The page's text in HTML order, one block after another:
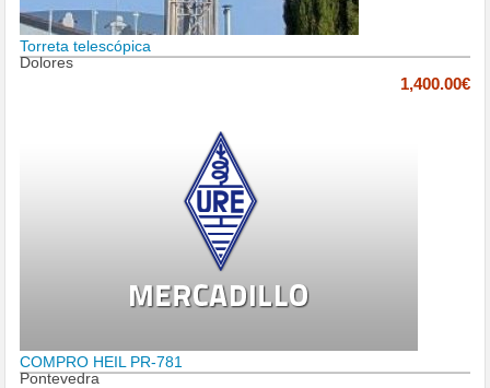
Torreta telescópica
Dolores
1,400.00€
COMPRO HEIL PR-781
Pontevedra